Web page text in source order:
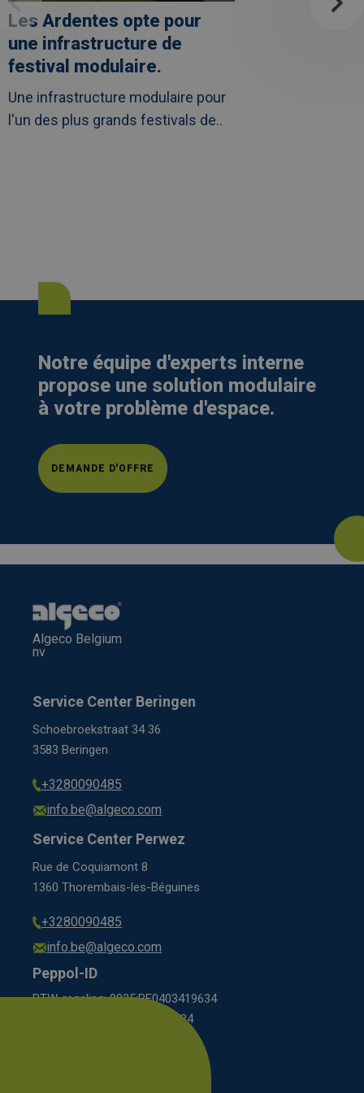
Les Ardentes opte pour
une infrastructure de
festival modulaire.
Une infrastructure modulaire pour
l'un des plus grands festivals de..
Notre équipe d'experts interne
propose une solution modulaire
à votre problème d'espace.
DEMANDE D'OFFRE
Algeco Belgium
nv
Service Center Beringen
Schoebroekstraat 34 36
3583 Beringen
+3280090485
info.be@algeco.com
Service Center Perwez
Rue de Coquiamont 8
1360 Thorembais-les-Béguines
+3280090485
info.be@algeco.com
Peppol-ID
BTW-regeling: 9925:BE0403419634
régime BCE: 0208:0403419634